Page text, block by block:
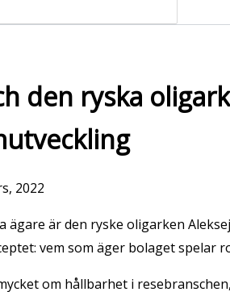
den ryska
2022
ägare är den ryske oligarken
vem som äger bolaget spelar
om hållbarhet i